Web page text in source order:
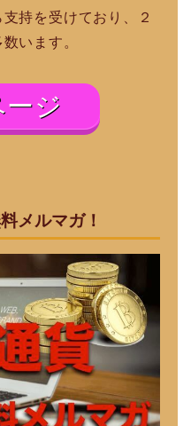
持を受けており、２
います。
ジ
メルマガ！